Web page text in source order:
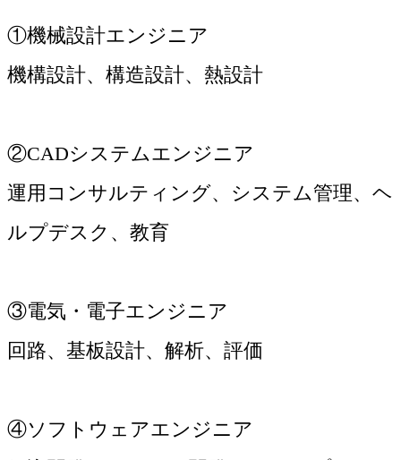
①機械設計エンジニア
機構設計、構造設計、熱設計
②CADシステムエンジニア
運用コンサルティング、システム管理、ヘ
ルプデスク、教育
③電気・電子エンジニア
回路、基板設計、解析、評価
④ソフトウェアエンジニア